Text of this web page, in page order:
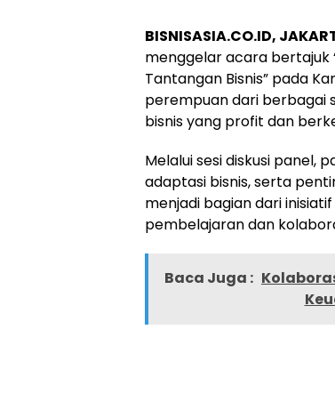
BISNISASIA.CO.ID,
menggelar acara bertajuk
Tantangan Bisnis” pada
perempuan dari berbagai
bisnis yang profit dan
Melalui sesi diskusi panel,
adaptasi bisnis, serta
menjadi bagian dari
pembelajaran dan
Baca Juga :